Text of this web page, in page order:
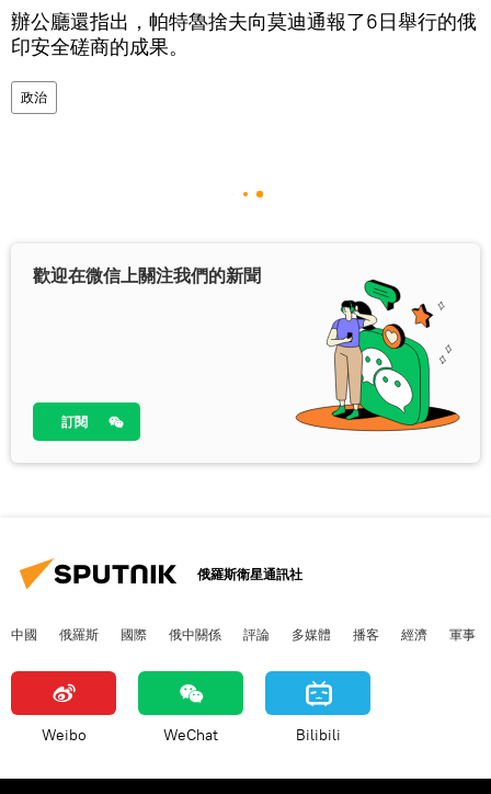
辦公廳還指出，帕特魯捨夫向莫迪通報了6日舉行的俄
印安全磋商的成果。
政治
歡迎在微信上關注我們的新聞
訂閱
俄羅斯衛星通訊社
中國 俄羅斯 國際 俄中關係 評論 多媒體 播客 經濟 軍事
Weibo WeChat Bilibili